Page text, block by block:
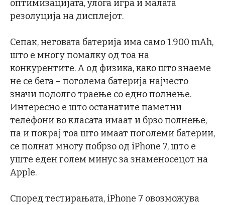
оптимизацијата, улога игра и малата
резолуција на дисплејот.
Сепак, неговата батерија има само 1.900 mAh,
што е многу помалку од тоа на
конкурентите. А од физика, како што знаеме
не се бега – поголема батерија најчесто
значи подолго траење со едно полнење.
Интересно е што останатите паметни
телефони во класата имаат и брзо полнење,
па и покрај тоа што имаат поголеми батерии,
се полнат многу побрзо од iPhone 7, што е
уште еден голем минус за знаменосецот на
Apple.
Според тестирањата, iPhone 7 овозможува